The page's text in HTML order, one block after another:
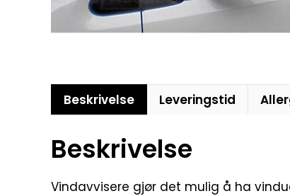
Beskrivelse Leveringstid
Beskrivelse
Vindavvisere gjør det mulig å ha